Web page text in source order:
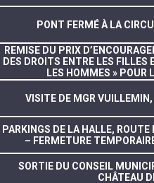
PONT FERMÉ À LA
REMISE DU PRIX
DES DROITS ENTRE LES FILLES
LES HOMMES » POUR
VISITE DE MGR
PARKINGS DE LA HALLE,
– FERMETURE
SORTIE DU CONSEIL
CHÂTEAU